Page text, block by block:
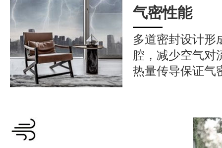
气密性能
多道密封设计形
腔，减少空气对
热量传导保证气